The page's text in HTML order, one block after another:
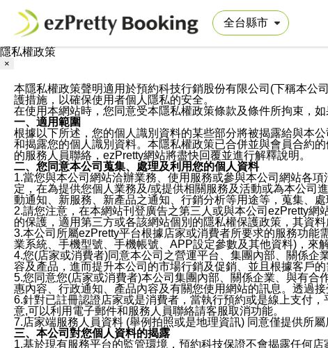
隱私權政策
×
本隱私權政策聲明適用於預約科技行銷股份有限公司(下稱本公
護措施，以確保使用者個人隱私的安全。
在使用本網站時，您同意受本隱私權政策條款及條件所拘束，
一、適用範圍
根據以下所述，您的個人識別資料的某些部分將被揭露給與本
和揭露您的個人識別資料。本隱私權政策已合併並與會員合約
的服務人員聯絡，ezPretty網站將盡快回覆並進行解釋說明。
二、您同意本公司蒐集、處理及利用您的個人資料
1.當您與本公司網站洽辦業務、使用服務或參與本公司網站各
定，在為提供您個人業務及/或提供相關服務及活動或為本公司
動通知、新服務、新產品之通知、行銷分析等用途等，蒐集、處
2.請您注意，在本網站刊登廣告之第三人或與本公司ezPretty
的保護，適用第三方或各該網站個別的隱私權保護政策，其資
3.本公司所屬ezPretty平台根據店家或消費者所要求的服務功
業系統、手機型號、手機帳號、APP設定參數及其他資料)，來
4.您(店家或消費者)同意本公司之營運平台、集團內部、關係
容及產品，進而提升本公司的市場行銷及促銷、並且根據客戶
5.您同意您(店家或消費者)本公司集團內部、關係企業、與有
惠內容、行政通知、產品內容及有關您使用網站的訊息。透過
6.針對已註冊認證店家或是消費者，當執行預約或是線上支付
意,可以利用電子郵件和服務人員聯絡請客服取消功能。
7.店家端服務人員資料 (舉例拍照或是地理資訊) 同意僅提供所
三、本公司對您個人資料的揭露
1.基於現有服務平台的監管環境，預約科技保證不會揭露任何